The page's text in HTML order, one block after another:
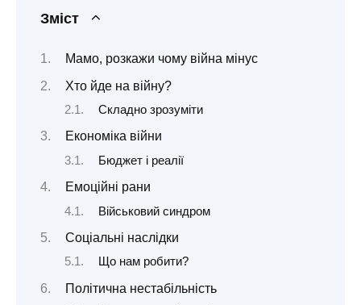
Зміст
Мамо, розкажи чому війна мінус
Хто йде на війну?
Складно зрозуміти
Економіка війни
Бюджет і реалії
Емоційні рани
Військовий синдром
Соціальні наслідки
Що нам робити?
Політична нестабільність